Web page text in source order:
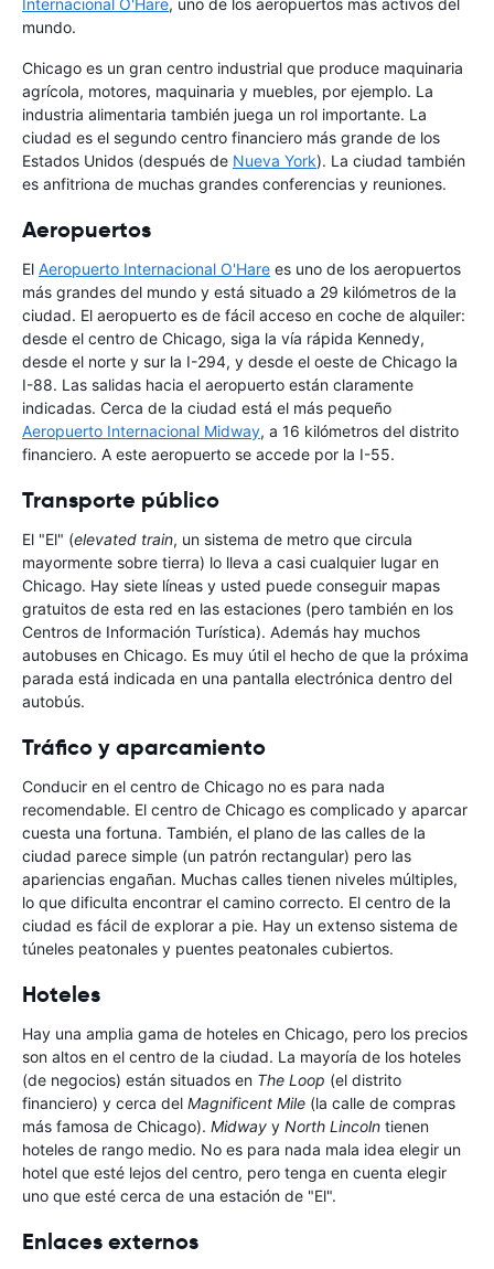
Internacional O'Hare, uno de los aeropuertos más activos del
mundo.
Chicago es un gran centro industrial que produce maquinaria
agrícola, motores, maquinaria y muebles, por ejemplo. La
industria alimentaria también juega un rol importante. La
ciudad es el segundo centro financiero más grande de los
Estados Unidos (después de Nueva York). La ciudad también
es anfitriona de muchas grandes conferencias y reuniones.
Aeropuertos
El Aeropuerto Internacional O'Hare es uno de los aeropuertos
más grandes del mundo y está situado a 29 kilómetros de la
ciudad. El aeropuerto es de fácil acceso en coche de alquiler:
desde el centro de Chicago, siga la vía rápida Kennedy,
desde el norte y sur la I-294, y desde el oeste de Chicago la
I-88. Las salidas hacia el aeropuerto están claramente
indicadas. Cerca de la ciudad está el más pequeño
Aeropuerto Internacional Midway, a 16 kilómetros del distrito
financiero. A este aeropuerto se accede por la I-55.
Transporte público
El "El" (elevated train, un sistema de metro que circula
mayormente sobre tierra) lo lleva a casi cualquier lugar en
Chicago. Hay siete líneas y usted puede conseguir mapas
gratuitos de esta red en las estaciones (pero también en los
Centros de Información Turística). Además hay muchos
autobuses en Chicago. Es muy útil el hecho de que la próxima
parada está indicada en una pantalla electrónica dentro del
autobús.
Tráfico y aparcamiento
Conducir en el centro de Chicago no es para nada
recomendable. El centro de Chicago es complicado y aparcar
cuesta una fortuna. También, el plano de las calles de la
ciudad parece simple (un patrón rectangular) pero las
apariencias engañan. Muchas calles tienen niveles múltiples,
lo que dificulta encontrar el camino correcto. El centro de la
ciudad es fácil de explorar a pie. Hay un extenso sistema de
túneles peatonales y puentes peatonales cubiertos.
Hoteles
Hay una amplia gama de hoteles en Chicago, pero los precios
son altos en el centro de la ciudad. La mayoría de los hoteles
(de negocios) están situados en The Loop (el distrito
financiero) y cerca del Magnificent Mile (la calle de compras
más famosa de Chicago). Midway y North Lincoln tienen
hoteles de rango medio. No es para nada mala idea elegir un
hotel que esté lejos del centro, pero tenga en cuenta elegir
uno que esté cerca de una estación de "El".
Enlaces externos